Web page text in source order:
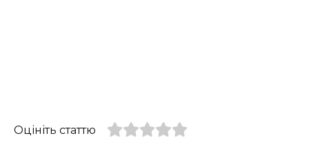
Оцініть статтю